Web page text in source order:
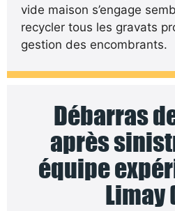
vide maison s’engage
recycler tous les gravats
gestion des encombrants.
Débarras
après
équipe
Limay